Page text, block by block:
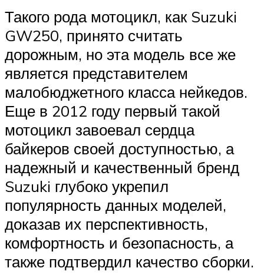
Такого рода мотоцикл, как Suzuki
GW250, принято считать
дорожным, но эта модель все же
является представителем
малобюджетного класса нейкедов.
Еще в 2012 году первый такой
мотоцикл завоевал сердца
байкеров своей доступностью, а
надежный и качественный бренд
Suzuki глубоко укрепил
популярность данных моделей,
доказав их перспективность,
комфортность и безопасность, а
также подтвердил качество сборки.